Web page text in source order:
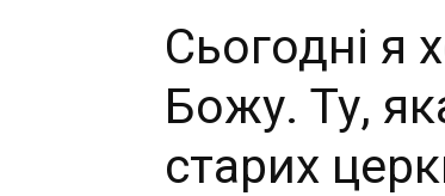
Сьогодні я
Божу. Ту,
старих